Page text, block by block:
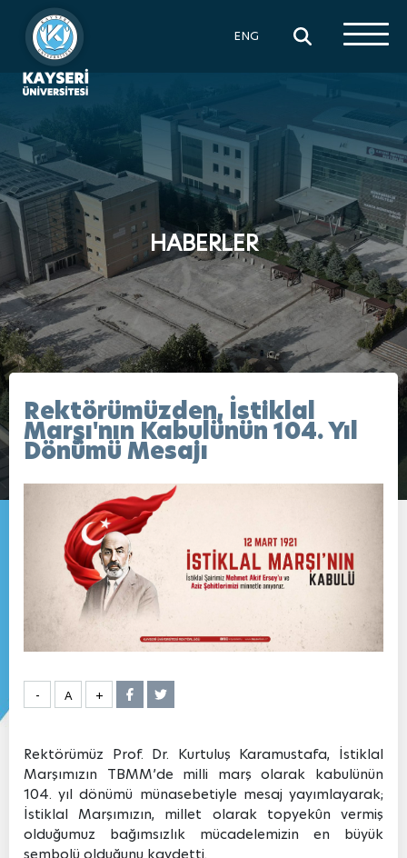
ENG ×
HABERLER
Rektörümüzden, İstiklal
Marşı'nın Kabulünün 104. Yıl
Dönümü Mesajı
- A +
Rektörümüz Prof. Dr. Kurtuluş Karamustafa, İstiklal
Marşımızın TBMM’de milli marş olarak kabulünün
104. yıl dönümü münasebetiyle mesaj yayımlayarak;
İstiklal Marşımızın, millet olarak topyekûn vermiş
olduğumuz bağımsızlık mücadelemizin en büyük
sembolü olduğunu kaydetti.